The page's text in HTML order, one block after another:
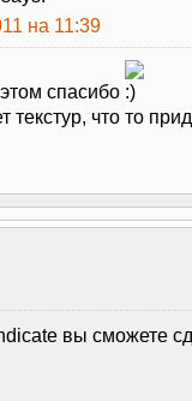
на 11:39
спасибо
текстур, что то
вы сможете